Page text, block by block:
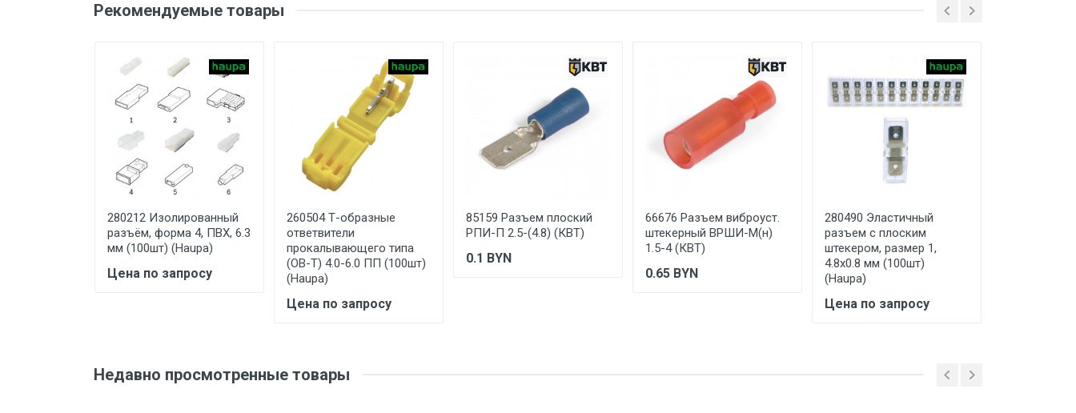
Длина гильзы, мм (A)
Ширина фланца (B), мм
Штекерный разъём, мм
4.8
Цвет изоляции
синий
Количество в наборе/
упаковке, шт
100
Тип упаковки
Внутренний диаметр (d1), мм
2.3
Сечение, кв.мм
2.5
Изоляция (материал)
луженый
Ваше сообщение
Отправить отзыв
Рекомендуемые товары
280212 Изолированный
разъём, форма 4, ПВХ, 6.3
мм (100шт) (Haupa)
Цена по запросу
260504 Т-образные
ответвители
прокалывающего типа
(ОВ-Т) 4.0-6.0 ПП (100шт)
(Haupa)
Цена по запросу
85159 Разъем плоский
РПИ-П 2.5-(4.8) (КВТ)
0.1 BYN
66676 Разъем виброуст.
штекерный ВРШИ-М(н)
1.5-4 (КВТ)
0.65 BYN
280490 Эластичный
разъем с плоским
штекером, размер 1,
4.8x0.8 мм (100шт)
(Haupa)
Цена по запросу
Недавно просмотренные товары